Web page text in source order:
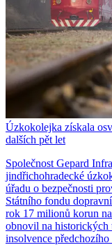
Úzkokolejka získala
dalších pět let
Společnost Gepard
jindřichohradecké
úřadu o bezpečnosti
Státního fondu
rok 17 milionů korun
obnovil na historických
insolvence předchozího